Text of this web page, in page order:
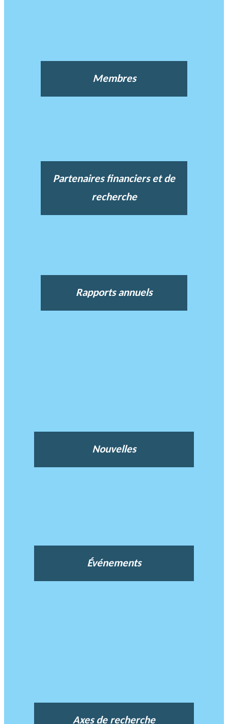
Membres
Partenaires financiers et de
recherche
Rapports annuels
Nouvelles
Événements
Axes de recherche